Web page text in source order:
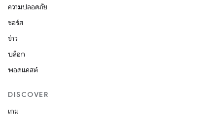
ความปลอดภัย
ซอร์ส
ข่าว
บล็อก
พอดแคสต์
DISCOVER
เกม